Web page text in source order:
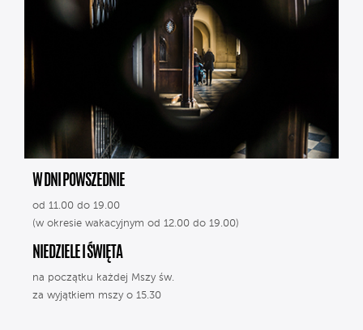
W DNI POWSZEDNIE
od 11.00 do 19.00
(w okresie wakacyjnym od 12.00 do 19.00)
NIEDZIELE I ŚWIĘTA
na początku każdej Mszy św.
za wyjątkiem mszy o 15.30